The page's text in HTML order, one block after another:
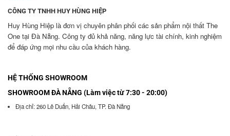
CÔNG TY TNHH HUY HÙNG HIỆP
Huy Hùng Hiệp là đơn vị chuyên phân phối các sản phẩm nội thất The
One tại Đà Nẵng. Công ty đủ khả năng, năng lực tài chính, kinh nghiệm
để đáp ứng mọi nhu cầu của khách hàng.
HỆ THỐNG SHOWROOM
SHOWROOM ĐÀ NẴNG (Làm việc từ 7:30 - 20:00)
Địa chỉ: 260 Lê Duẩn, Hải Châu, TP. Đà Nẵng